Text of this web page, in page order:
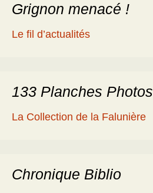
Grignon menacé !
Le fil d’actualités
133 Planches Photos
La Collection de la Falunière
Chronique Biblio